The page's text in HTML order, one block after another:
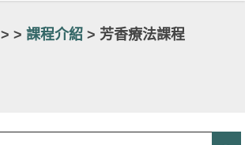
> > 課程介紹 > 芳香療法課程